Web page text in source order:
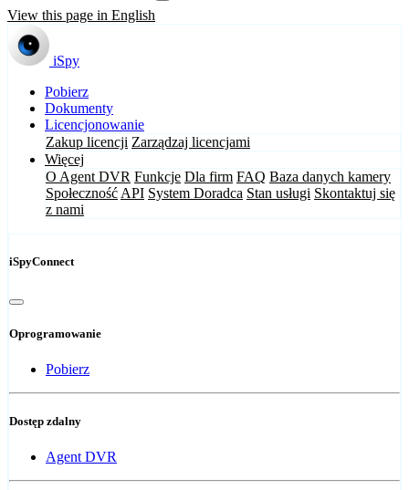
View this page in English
iSpy
Pobierz
Dokumenty
Licencjonowanie
Zakup licencji Zarządzaj licencjami
Więcej
O Agent DVR Funkcje Dla firm FAQ Baza danych kamery
Społeczność API System Doradca Stan usługi Skontaktuj się
z nami
iSpyConnect
Oprogramowanie
Pobierz
Dostęp zdalny
Agent DVR